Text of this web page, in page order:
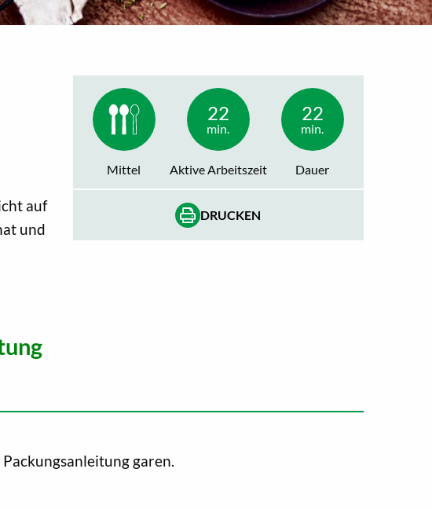
auf
und
Mittel
22
min.
Aktive Arbeitszeit
22
min.
Dauer
DRUCKEN
garen.